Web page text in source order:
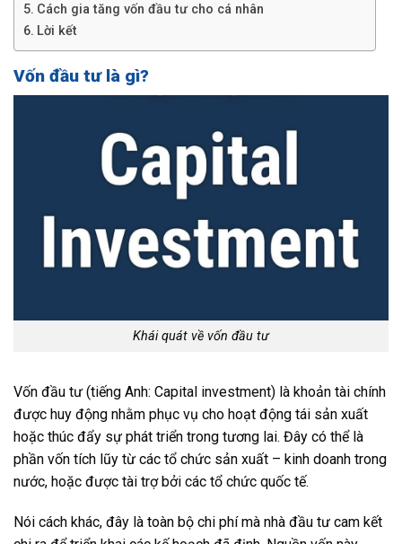
Cách gia tăng vốn đầu tư cho cá nhân
Lời kết
Vốn đầu tư là gì?
Khái quát về vốn đầu tư
Vốn đầu tư (tiếng Anh: Capital investment) là khoản tài chính
được huy động nhằm phục vụ cho hoạt động tái sản xuất
hoặc thúc đẩy sự phát triển trong tương lai. Đây có thể là
phần vốn tích lũy từ các tổ chức sản xuất – kinh doanh trong
nước, hoặc được tài trợ bởi các tổ chức quốc tế.
Nói cách khác, đây là toàn bộ chi phí mà nhà đầu tư cam kết